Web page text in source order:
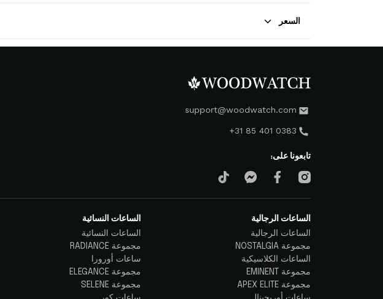
السعر
support@woodwatch.com
+31 85 401 0383
تابعونا على:
الساعات الرجالية
الساعات الرجالية
مجموعة NOSTALGIA
الساعات الكلاسيكية
مجموعة EMINENT
مجموعة APEX ELITE
الساعات النسائية
الساعات النسائية
مجموعة RADIANCE
ساعات أورورا
مجموعة ELEGANCE
مجموعة SELENE